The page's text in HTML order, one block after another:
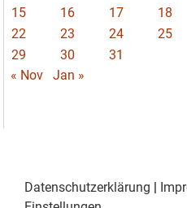
15
16 17 18
22
23 24 25
29
30
31
« Nov
Jan »
Datenschutzerklärung |